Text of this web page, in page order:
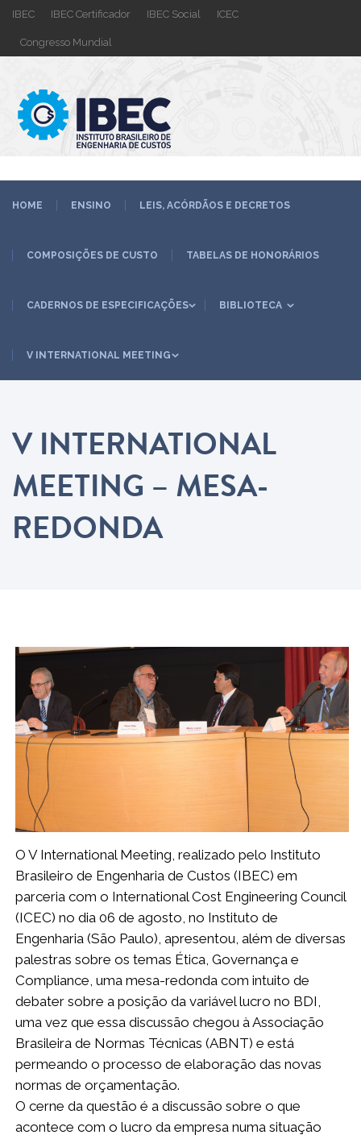
IBEC IBEC Certificador IBEC Social ICEC
Congresso Mundial
HOME ENSINO LEIS, ACÓRDÃOS E DECRETOS
COMPOSIÇÕES DE CUSTO TABELAS DE HONORÁRIOS
CADERNOS DE ESPECIFICAÇÕES BIBLIOTECA
V INTERNATIONAL MEETING
V INTERNATIONAL
MEETING – MESA-
REDONDA
O V International Meeting, realizado pelo Instituto
Brasileiro de Engenharia de Custos (IBEC) em
parceria com o International Cost Engineering Council
(ICEC) no dia 06 de agosto, no Instituto de
Engenharia (São Paulo), apresentou, além de diversas
palestras sobre os temas Ética, Governança e
Compliance, uma mesa-redonda com intuito de
debater sobre a posição da variável lucro no BDI,
uma vez que essa discussão chegou à Associação
Brasileira de Normas Técnicas (ABNT) e está
permeando o processo de elaboração das novas
normas de orçamentação.
O cerne da questão é a discussão sobre o que
acontece com o lucro da empresa numa situação